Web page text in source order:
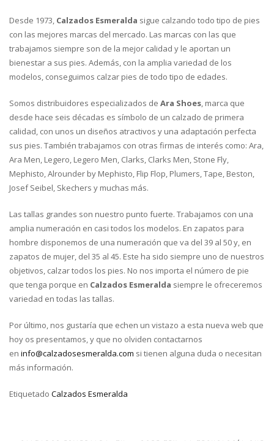
Desde 1973, Calzados Esmeralda sigue calzando todo tipo de pies
con las mejores marcas del mercado. Las marcas con las que
trabajamos siempre son de la mejor calidad y le aportan un
bienestar a sus pies. Además, con la amplia variedad de los
modelos, conseguimos calzar pies de todo tipo de edades.
Somos distribuidores especializados de Ara Shoes, marca que
desde hace seis décadas es símbolo de un calzado de primera
calidad, con unos un diseños atractivos y una adaptación perfecta
sus pies. También trabajamos con otras firmas de interés como: Ara,
Ara Men, Legero, Legero Men, Clarks, Clarks Men, Stone Fly,
Mephisto, Alrounder by Mephisto, Flip Flop, Plumers, Tape, Beston,
Josef Seibel, Skechers y muchas más.
Las tallas grandes son nuestro punto fuerte. Trabajamos con una
amplia numeración en casi todos los modelos. En zapatos para
hombre disponemos de una numeración que va del 39 al 50 y, en
zapatos de mujer, del 35 al 45. Este ha sido siempre uno de nuestros
objetivos, calzar todos los pies. No nos importa el número de pie
que tenga porque en Calzados Esmeralda siempre le ofreceremos
variedad en todas las tallas.
Por último, nos gustaría que echen un vistazo a esta nueva web que
hoy os presentamos, y que no olviden contactarnos
en info@calzadosesmeralda.com si tienen alguna duda o necesitan
más información.
Etiquetado Calzados Esmeralda